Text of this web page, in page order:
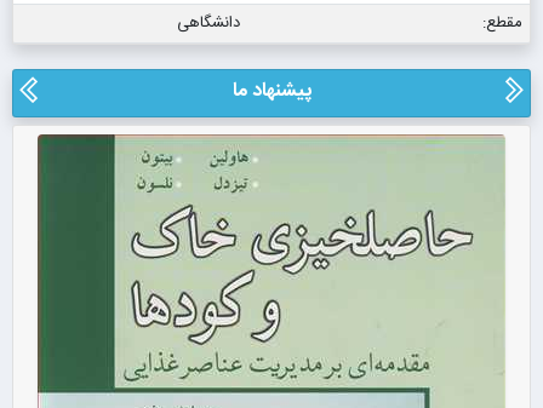
مقطع:
دانشگاهی
پیشنهاد ما